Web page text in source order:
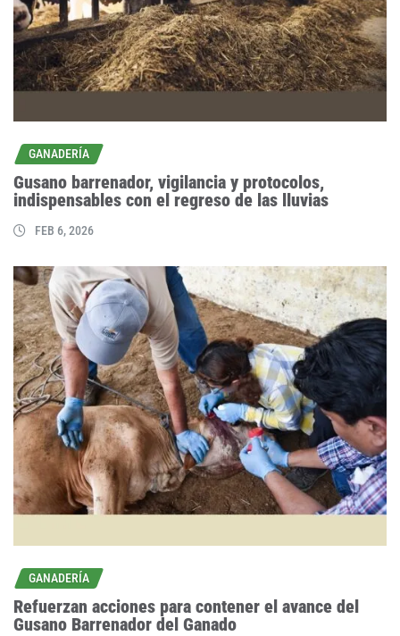
GANADERÍA
Gusano barrenador, vigilancia y protocolos,
indispensables con el regreso de las lluvias
FEB 6, 2026
GANADERÍA
Refuerzan acciones para contener el avance del
Gusano Barrenador del Ganado